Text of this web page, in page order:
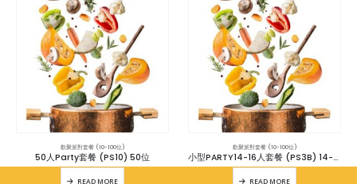
歡聚派對套餐 (10-100位)
50人Party套餐 (PS10) 50位
READ MORE
歡聚派對套餐 (10-100位)
小型PARTY14-16人套餐 (PS3B) 14-16位
READ MORE